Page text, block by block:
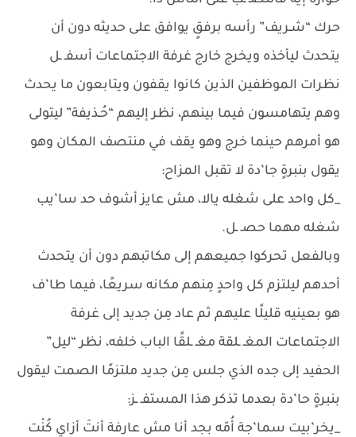
حرك “شـريف” رأسه برفقٍ يوافق على حديثه دون أن
يتحدث ليأخذه ويخرج خارج غرفة الاجتماعات أسفـ ـل
نظرات الموظفين الذين كانوا يقفون ويتابعون ما يحدث
وهم يتهامسون فيما بينهم، نظر إليهم “حُـذيفة” ليتولى
هو أمرهم حينما خرج وهو يقف في منتصف المكان وهو
يقول بنبرةٍ جا’دة لا تقبل المزاح:
_كل واحد على شغله يالا، مش عايز أشوف حد سا’يب
شغله مهما حصـ ـل.
وبالفعل تحركوا جميعهم إلى مكاتبهم دون أن يتحدث
أحدهم ليلتزم كل واحدٍ مِنهم مكانه سريعًا، فيما طا’ف
هو بعينيه قليلًا عليهم ثم عاد مِن جديد إلى غرفة
الاجتماعات المغـ ـلقة مغـ ـلقًا الباب خلفه، نظر “ليل”
الحفيد إلى جده الذي جلس مِن جديد ملتزمًا الصمت ليقول
بنبرةٍ حا’دة بعدما تذكر هذا المستفـ ـز:
_يخر’بيت سما’جة أُمّه بجد أنا مش عارفة أنتَ أزاي كُنْت